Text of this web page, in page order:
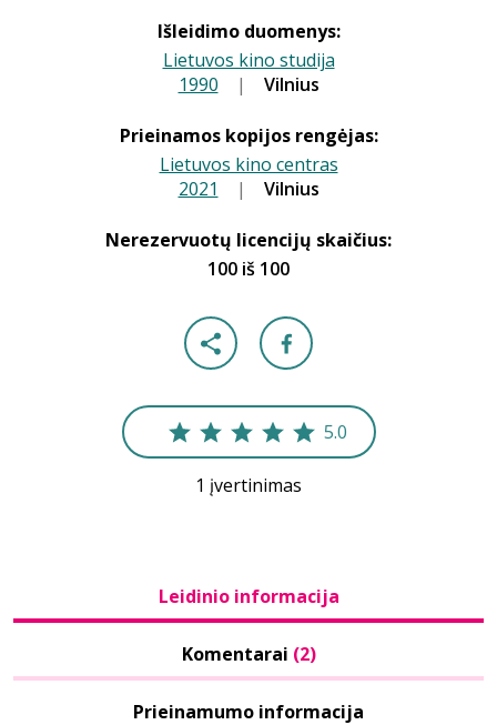
Išleidimo duomenys:
Lietuvos kino studija
1990 | Vilnius
Prieinamos kopijos rengėjas:
Lietuvos kino centras
2021 | Vilnius
Nerezervuotų licencijų skaičius:
100 iš 100
5.0
1 įvertinimas
Leidinio informacija
Komentarai (2)
Prieinamumo informacija